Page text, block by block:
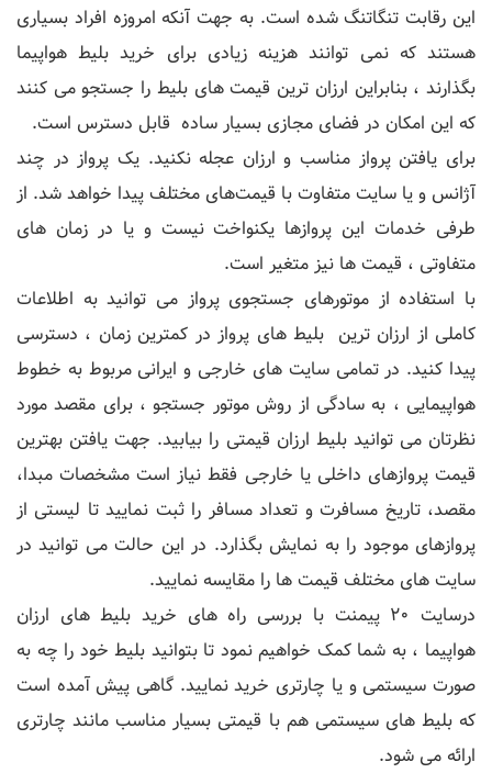
این رقابت تنگاتنگ شده است. به جهت آنکه امروزه افراد بسیاری
هستند که نمی توانند هزینه زیادی برای خرید بلیط هواپیما
بگذارند ، بنابراین ارزان ترین قیمت های بلیط را جستجو می کنند
که این امکان در فضای مجازی بسیار ساده قابل دسترس است.
برای یافتن پرواز مناسب و ارزان عجله نکنید. یک پرواز در چند
آژانس و یا ‌سایت متفاوت با قیمت‌های مختلف پیدا خواهد شد. از
طرفی خدمات این پروازها یکنواخت نیست و یا در زمان های
متفاوتی ، قیمت ها نیز متغیر است.
با استفاده از موتورهای جستجوی پرواز می توانید به اطلاعات
کاملی از ارزان ترین بلیط های پرواز در کمترین زمان ، دسترسی
پیدا کنید. در تمامی سایت های خارجی و ایرانی مربوط به خطوط
هواپیمایی ، به سادگی از روش موتور جستجو ، برای مقصد مورد
نظرتان می توانید بلیط ارزان قیمتی را بیابید. جهت یافتن بهترین
قیمت پروازهای داخلی یا خارجی فقط نیاز است مشخصات مبدا،
مقصد، تاریخ مسافرت و تعداد مسافر را ثبت نمایید تا لیستی از
پروازهای موجود را به نمایش بگذارد. در این حالت می توانید در
سایت های مختلف قیمت ها را مقایسه نمایید.
درسایت 20 پیمنت با بررسی راه های خرید بلیط های ارزان
هواپیما ، به شما کمک خواهیم نمود تا بتوانید بلیط خود را چه به
صورت سیستمی و یا چارتری خرید نمایید. گاهی پیش آمده است
که بلیط های سیستمی هم با قیمتی بسیار مناسب مانند چارتری
ارائه می شود.